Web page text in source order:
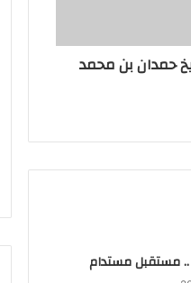
حمدان بن محمد
مستقبل مستدام